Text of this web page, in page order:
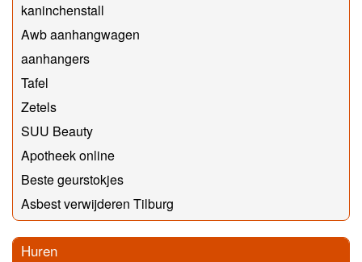
kaninchenstall
Awb aanhangwagen
aanhangers
Tafel
Zetels
SUU Beauty
Apotheek online
Beste geurstokjes
Asbest verwijderen Tilburg
Huren